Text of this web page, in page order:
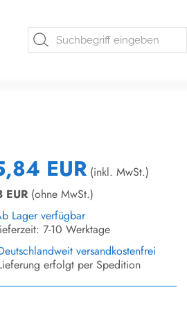
EUR (inkl. MwSt.)
EUR (ohne MwSt.)
Lager verfügbar
7-10 Werktage
versandkostenfrei
erfolgt per Spedition